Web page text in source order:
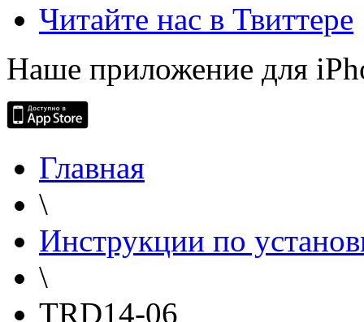
Читайте нас в Твиттере
Наше приложение для
Главная
\
Инструкции по
\
TRD14-06